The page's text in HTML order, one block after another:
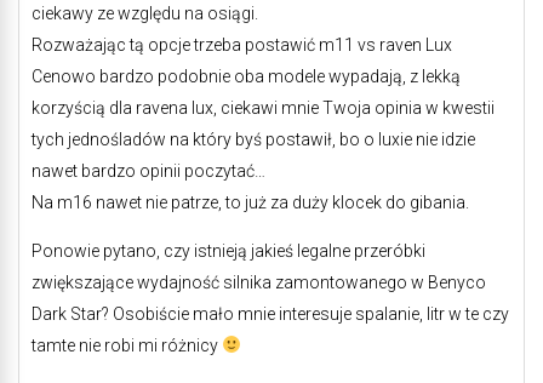
ciekawy ze względu na osiągi.
Rozważając tą opcje trzeba postawić m11 vs raven Lux
Cenowo bardzo podobnie oba modele wypadają, z lekką
korzyścią dla ravena lux, ciekawi mnie Twoja opinia w kwestii
tych jednośladów na który byś postawił, bo o luxie nie idzie
nawet bardzo opinii poczytać…
Na m16 nawet nie patrze, to już za duży klocek do gibania.
Ponowie pytano, czy istnieją jakieś legalne przeróbki
zwiększające wydajność silnika zamontowanego w Benyco
Dark Star? Osobiście mało mnie interesuje spalanie, litr w te czy
tamte nie robi mi różnicy